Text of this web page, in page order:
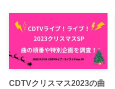
CDTVクリスマス2023の曲